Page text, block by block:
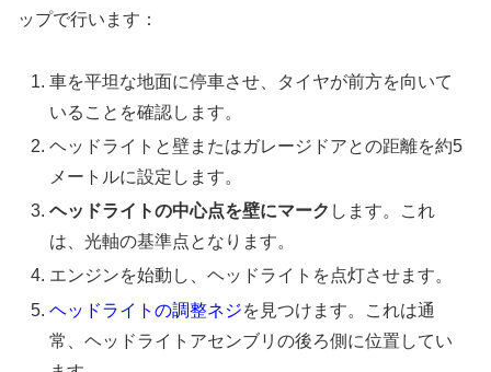
ップで行います：
車を平坦な地面に停車させ、タイヤが前方を向いて
いることを確認します。
ヘッドライトと壁またはガレージドアとの距離を約5
メートルに設定します。
ヘッドライトの中心点を壁にマーク します。これ
は、光軸の基準点となります。
エンジンを始動し、ヘッドライトを点灯させます。
ヘッドライトの調整ネジを見つけます。これは通
常、ヘッドライトアセンブリの後ろ側に位置してい